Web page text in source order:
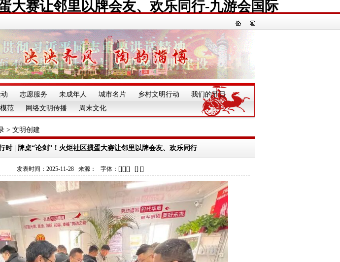
大赛让邻里以牌会友、欢乐同行-九游会国际
志愿服务 未成年人 城市名片 乡村文明行动 我们的节日 一
范 网络文明传播 周末文化
> 文明创建
时 | 牌桌“论剑”！火炬社区掼蛋大赛让邻里以牌会友、欢乐同行
发表时间：2025-11-28 来源： 字体：[][][] [] []